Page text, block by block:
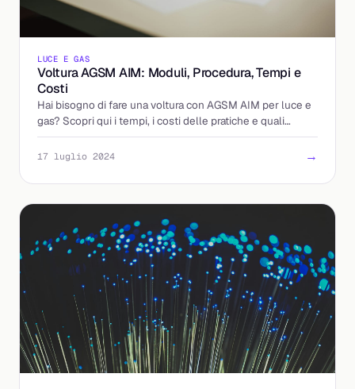
LUCE E GAS
Voltura AGSM AIM: Moduli, Procedura, Tempi e
Costi
Hai bisogno di fare una voltura con AGSM AIM per luce e
gas? Scopri qui i tempi, i costi delle pratiche e quali
moduli compilare.
17 luglio 2024 →